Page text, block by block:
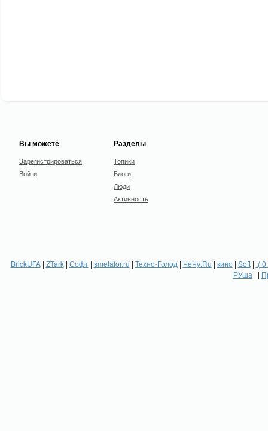
Вы можете
Зарегистрироваться
Войти
Разделы
Топики
Блоги
Люди
Активность
BrickUFA| ZTark| Софт| smetafor.ru | Техно-Голод | ЧеЧу.Ru | кино| Soft| :(
РУша | |